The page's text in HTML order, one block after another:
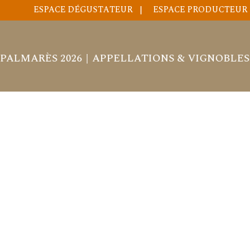
ESPACE DÉGUSTATEUR ESPACE PRODUCTEUR
PALMARÈS 2026 APPELLATIONS & VIGNOBLES